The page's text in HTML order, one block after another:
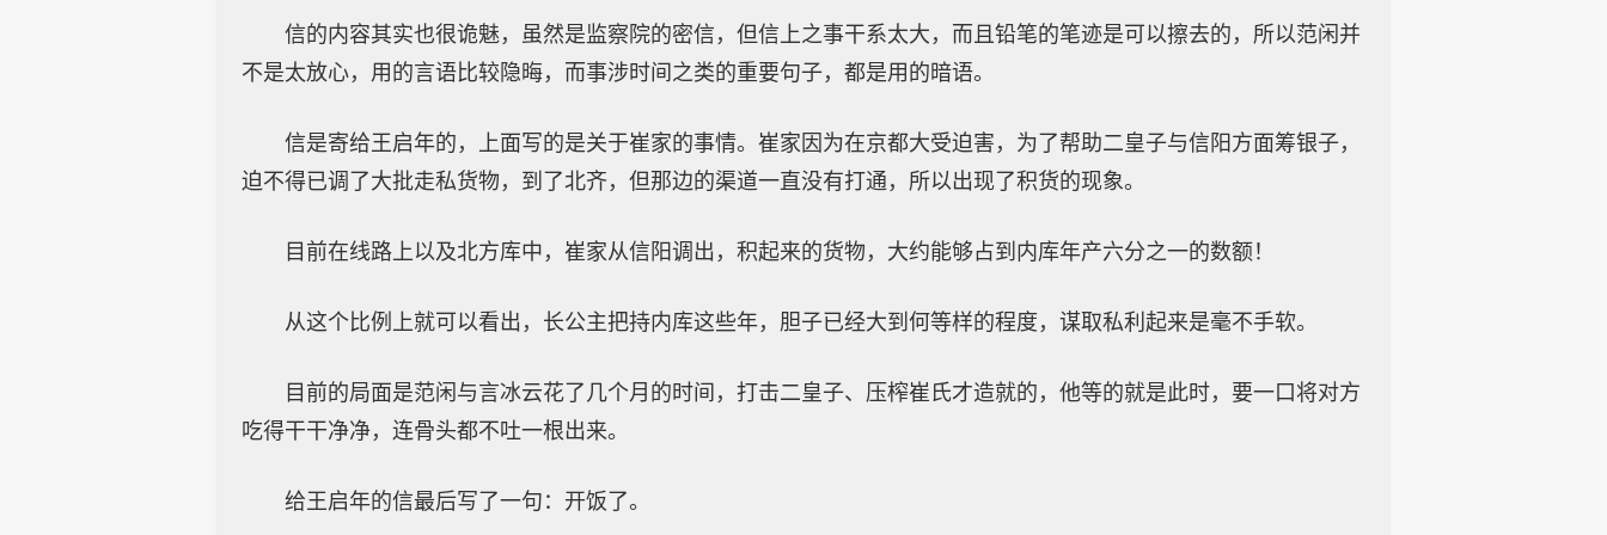
信的内容其实也很诡魅，虽然是监察院的密信，但信上之事干系太大，而且铅笔的笔迹是可以擦去的，所以范闲并
不是太放心，用的言语比较隐晦，而事涉时间之类的重要句子，都是用的暗语。
信是寄给王启年的，上面写的是关于崔家的事情。崔家因为在京都大受迫害，为了帮助二皇子与信阳方面筹银子，
迫不得已调了大批走私货物，到了北齐，但那边的渠道一直没有打通，所以出现了积货的现象。
目前在线路上以及北方库中，崔家从信阳调出，积起来的货物，大约能够占到内库年产六分之一的数额！
从这个比例上就可以看出，长公主把持内库这些年，胆子已经大到何等样的程度，谋取私利起来是毫不手软。
目前的局面是范闲与言冰云花了几个月的时间，打击二皇子、压榨崔氏才造就的，他等的就是此时，要一口将对方
吃得干干净净，连骨头都不吐一根出来。
给王启年的信最后写了一句：开饭了。